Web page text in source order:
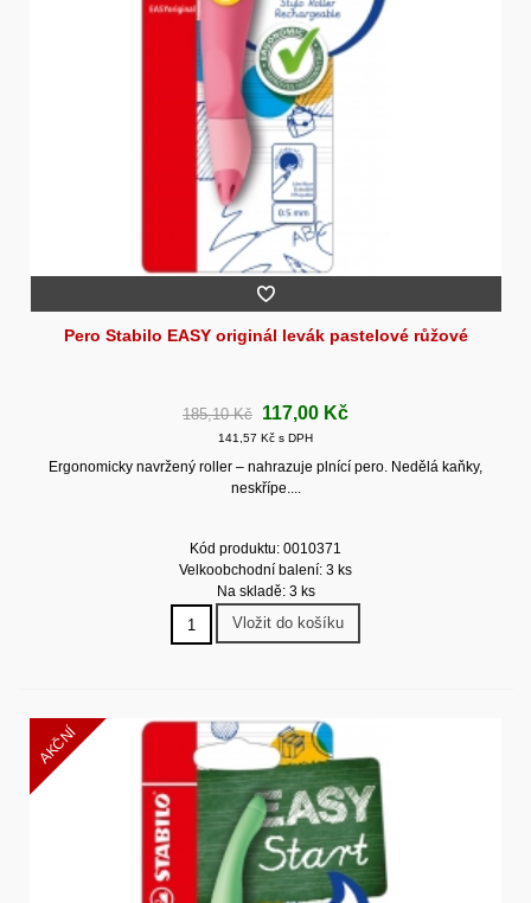
Pero Stabilo EASY originál levák pastelové růžové
185,10 Kč 117,00 Kč
141,57 Kč s DPH
Ergonomicky navržený roller – nahrazuje plnící pero. Nedělá kaňky,
neskřípe....
Kód produktu: 0010371
Velkoobchodní balení: 3 ks
Na skladě: 3 ks
Vložit do košíku
AKČNÍ